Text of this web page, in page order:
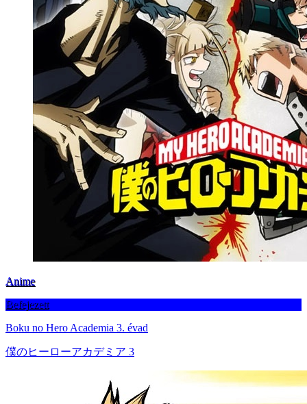
Anime
Befejezett
Boku no Hero Academia 3. évad
僕のヒーローアカデミア 3